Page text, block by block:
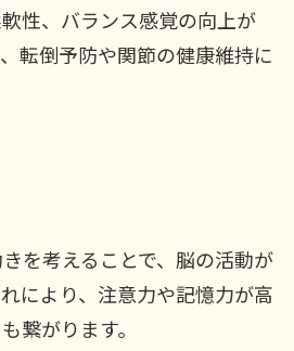
性、バランス感覚の向上が
転倒予防や関節の健康維持に
を考えることで、脳の活動が
により、注意力や記憶力が高
繋がります。